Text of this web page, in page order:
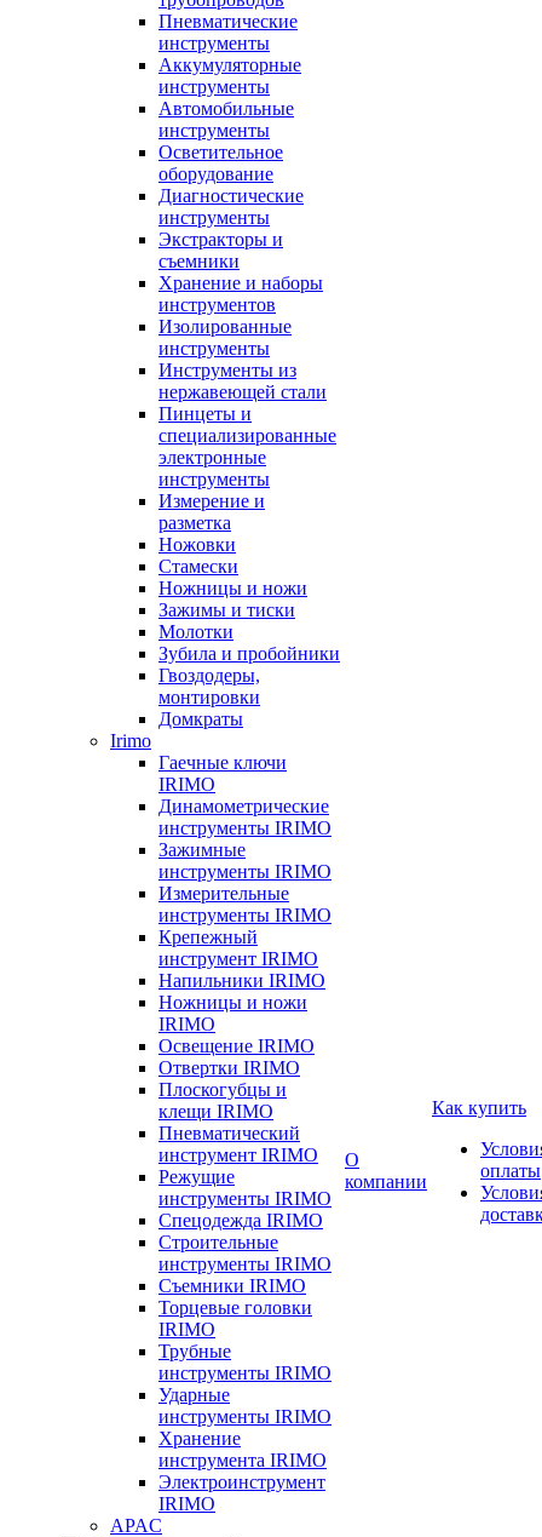
Пневматические
инструменты
Аккумуляторные
инструменты
Автомобильные
инструменты
Осветительное
оборудование
Диагностические
инструменты
Экстракторы и
съемники
Хранение и наборы
инструментов
Изолированные
инструменты
Инструменты из
нержавеющей стали
Пинцеты и
специализированные
электронные
инструменты
Измерение и
разметка
Ножовки
Стамески
Ножницы и ножи
Зажимы и тиски
Молотки
Зубила и пробойники
Гвоздодеры,
монтировки
Домкраты
Irimo
Гаечные ключи
IRIMO
Динамометрические
инструменты IRIMO
Зажимные
инструменты IRIMO
Измерительные
инструменты IRIMO
Крепежный
инструмент IRIMO
Напильники IRIMO
Ножницы и ножи
IRIMO
Освещение IRIMO
Отвертки IRIMO
Плоскогубцы и
клещи IRIMO
Пневматический
инструмент IRIMO
Режущие
инструменты IRIMO
Спецодежда IRIMO
Строительные
инструменты IRIMO
Съемники IRIMO
Торцевые головки
IRIMO
Трубные
инструменты IRIMO
Ударные
инструменты IRIMO
Хранение
инструмента IRIMO
Электроинструмент
IRIMO
APAC
О
компании
Как купить
оплаты